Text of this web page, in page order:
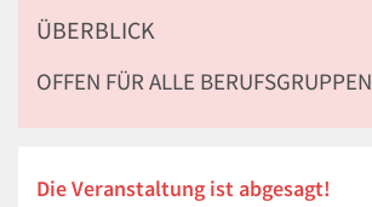
ÜBERBLICK
OFFEN FÜR ALLE BERUFSGRUPPEN
Die Veranstaltung ist abgesagt!